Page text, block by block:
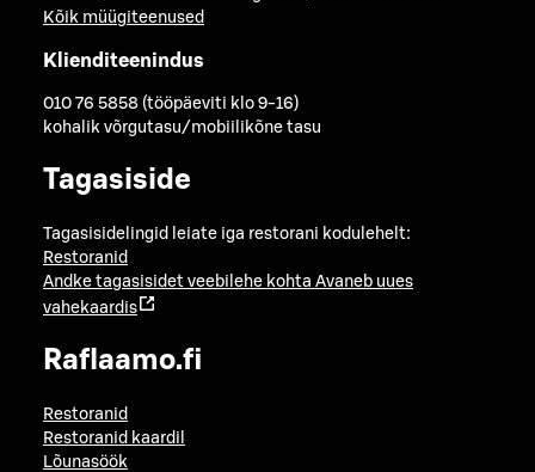
Kõik müügiteenused
Klienditeenindus
010 76 5858 (tööpäeviti klo 9-16)
kohalik võrgutasu/mobiilikõne tasu
Tagasiside
Tagasisidelingid leiate iga restorani kodulehelt:
Restoranid
Andke tagasisidet veebilehe kohta Avaneb uues
vahekaardis
Raflaamo.fi
Restoranid
Restoranid kaardil
Lõunasöök